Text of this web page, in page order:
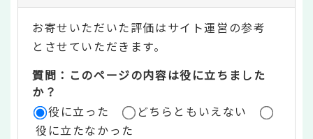
テ
ン
ツ
評
価
お寄せいただいた評価はサイト運営の参考
とさせていただきます。
質問：このページの内容は役に立ちました
か？
役に立った
どちらともいえない
役に立たなかった